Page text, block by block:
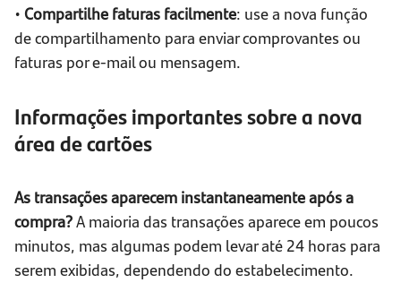
• Compartilhe faturas facilmente: use a nova função
de compartilhamento para enviar comprovantes ou
faturas por e-mail ou mensagem.
Informações importantes sobre a nova
área de cartões
As transações aparecem instantaneamente após a
compra?A maioria das transações aparece em poucos
minutos, mas algumas podem levar até 24 horas para
serem exibidas, dependendo do estabelecimento.